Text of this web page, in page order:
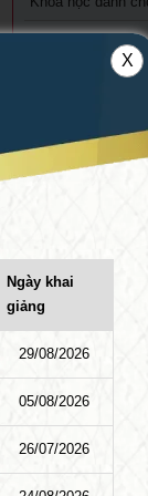
Khóa học
Khóa học Quản
KHÓA HỌC
Khóa học
Khóa Học Kỹ
Khóa học kỹ
Khóa học kỹ
Khóa học Kỹ
Khoá học Quản
Khoá học Tài
Khóa học phân
X
Ngày khai
giảng
29/08/2026
05/08/2026
26/07/2026